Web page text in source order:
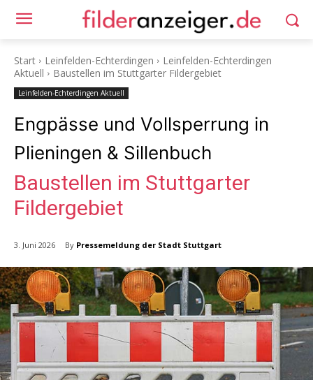
Start Leinfelden-Echterdingen
Leinfelden-Echterdingen
Aktuell
Baustellen im Stuttgarter Fildergebiet
Leinfelden-Echterdingen Aktuell
Engpässe und Vollsperrung in
Plieningen & Sillenbuch
Baustellen im Stuttgarter
Fildergebiet
3. Juni 2026 By Pressemeldung der Stadt Stuttgart